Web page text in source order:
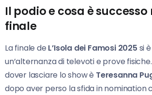
Il podio e cosa è successo
finale
La finale de L’Isola dei Famosi 2025 si
un’alternanza di televoti e prove
dover lasciare lo show è Teresanna
dopo aver perso la sfida in nomination